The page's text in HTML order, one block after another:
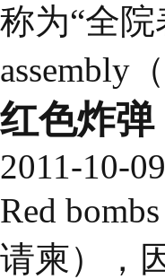
称为“全
assembly
红色炸弹
2011-10-
Red
请柬），